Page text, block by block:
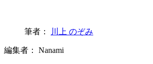
筆者： 川上 のぞみ
編集者： Nanami